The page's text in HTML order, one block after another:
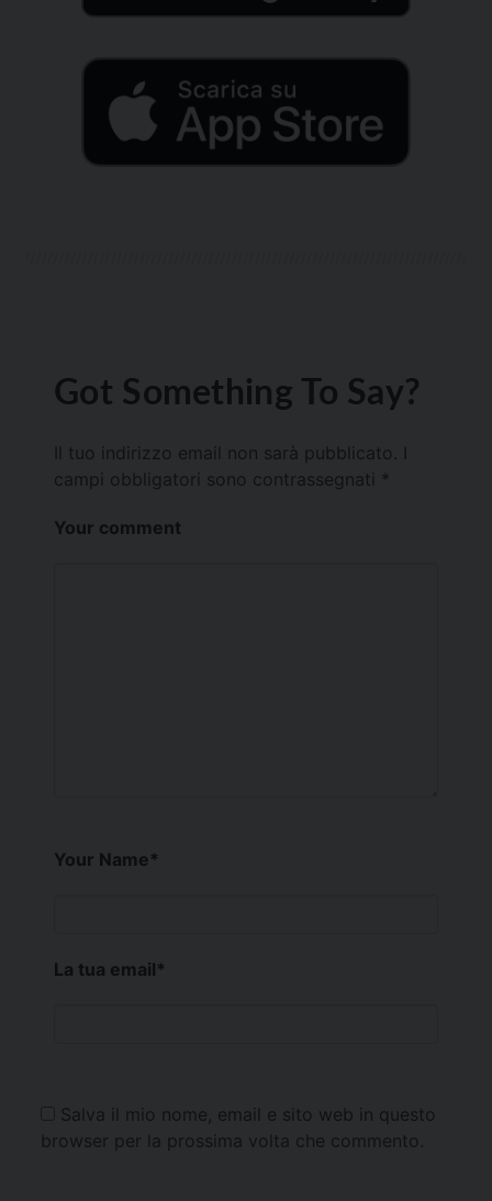
Got Something To Say?
Il tuo indirizzo email non sarà pubblicato.
campi obbligatori sono contrassegnati *
Your comment
Your Name*
La tua email*
Salva il mio nome, email e sito web in questo
browser per la prossima volta che commento.